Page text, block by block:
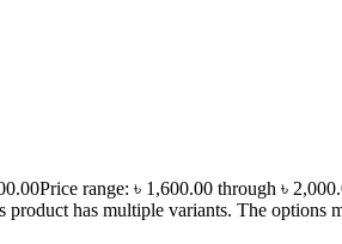
Price range: ৳ 1,600.00 through ৳
product has multiple variants. The options